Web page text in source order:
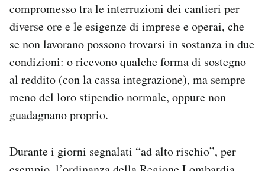
compromesso tra le interruzioni dei cantieri per
diverse ore e le esigenze di imprese e operai, che
se non lavorano possono trovarsi in sostanza in due
condizioni: o ricevono qualche forma di sostegno
al reddito (con la cassa integrazione), ma sempre
meno del loro stipendio normale, oppure non
guadagnano proprio.
Durante i giorni segnalati “ad alto rischio”, per